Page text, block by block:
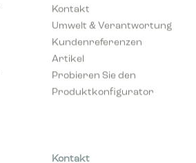
Kontakt
Umwelt & Verantwortung
Kundenreferenzen
Artikel
Probieren Sie den
Produktkonfigurator
info@bicasolutions.de